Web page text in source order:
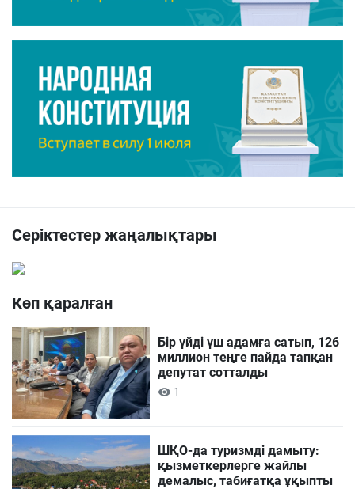
Серіктестер жаңалықтары
Көп қаралған
Бір үйді үш адамға сатып, 126
миллион теңге пайда тапқан
депутат сотталды
1
ШҚО-да туризмді дамыту:
қызметкерлерге жайлы
демалыс, табиғатқа ұқыпты